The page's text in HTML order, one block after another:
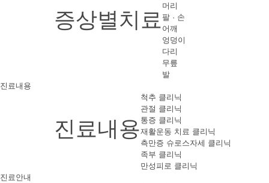
증상별치료
머리
팔 · 손
어깨
엉덩이
다리
무릎
발
진료내용
진료내용
척추 클리닉
관절 클리닉
통증 클리닉
재활운동 치료 클리닉
측만증 슈로스자세 클리닉
족부 클리닉
만성피로 클리닉
진료안내